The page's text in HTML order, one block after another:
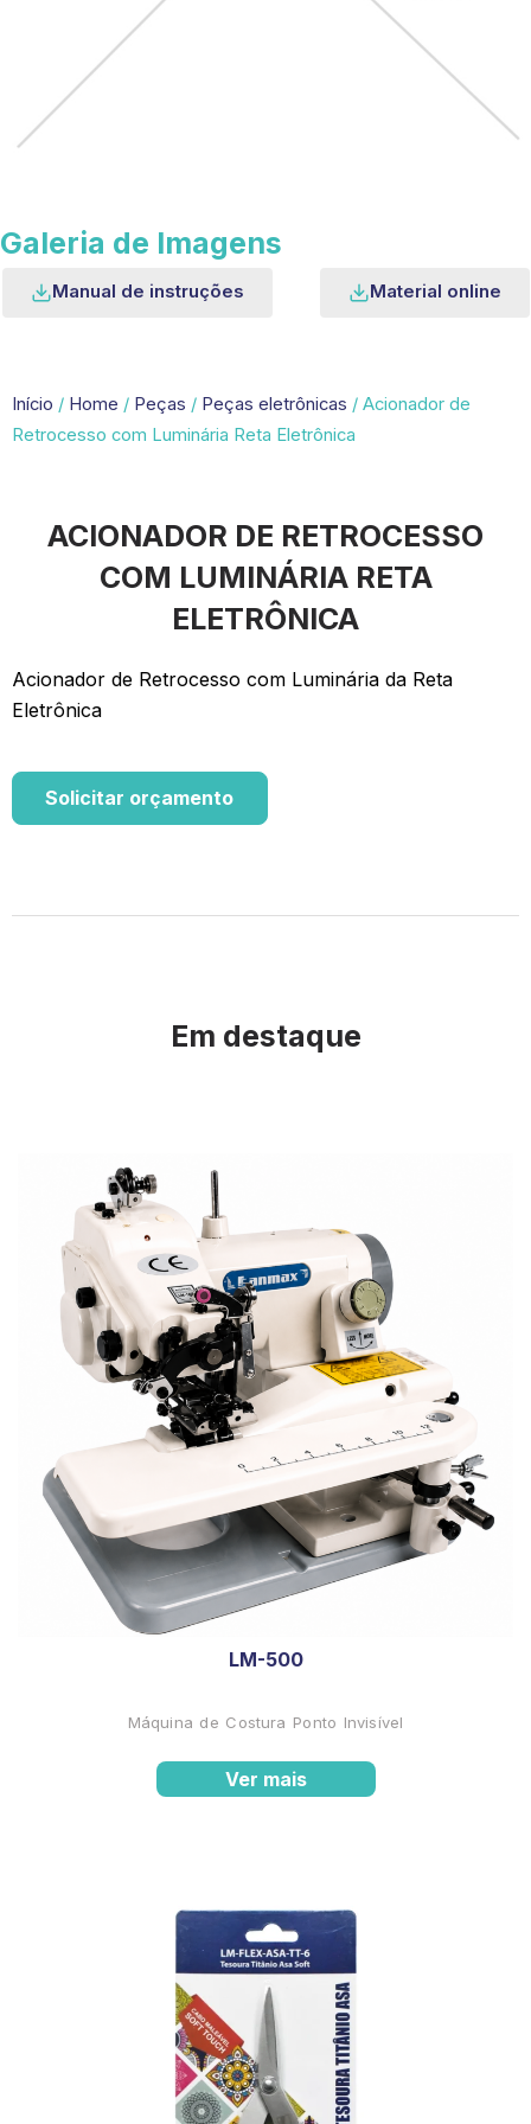
Galeria de Imagens
Manual de instruções Material online
Início / Home / Peças / Peças eletrônicas / Acionador de
Retrocesso com Luminária Reta Eletrônica
ACIONADOR DE RETROCESSO
COM LUMINÁRIA RETA
ELETRÔNICA
Acionador de Retrocesso com Luminária da Reta
Eletrônica
Solicitar orçamento
Em destaque
LM-500
Máquina de Costura Ponto Invisível
Ver mais